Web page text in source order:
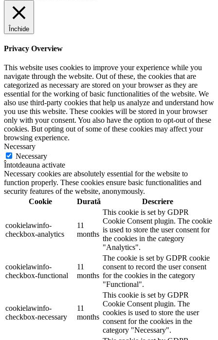
Închide
Privacy Overview
This website uses cookies to improve your experience while you
navigate through the website. Out of these, the cookies that are
categorized as necessary are stored on your browser as they are
essential for the working of basic functionalities of the website. We
also use third-party cookies that help us analyze and understand how
you use this website. These cookies will be stored in your browser
only with your consent. You also have the option to opt-out of these
cookies. But opting out of some of these cookies may affect your
browsing experience.
Necessary
Necessary
Întotdeauna activate
Necessary cookies are absolutely essential for the website to
function properly. These cookies ensure basic functionalities and
security features of the website, anonymously.
Cookie
Durată Descriere
cookielawinfo-
checkbox-analytics
11
months
This cookie is set by GDPR
Cookie Consent plugin. The cookie
is used to store the user consent for
the cookies in the category
"Analytics".
cookielawinfo-
checkbox-functional
11
months
The cookie is set by GDPR cookie
consent to record the user consent
for the cookies in the category
"Functional".
cookielawinfo-
checkbox-necessary
11
months
This cookie is set by GDPR
Cookie Consent plugin. The
cookies is used to store the user
consent for the cookies in the
category "Necessary".